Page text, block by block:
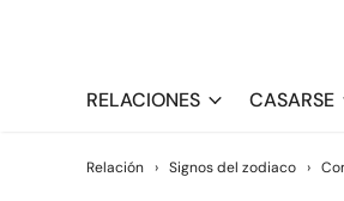
RELACIONES CASARSE
Relación › Signos del zodiaco ›